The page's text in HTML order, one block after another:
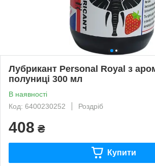
Лубрикант Personal Royal з
полуниці 300 мл
В наявності
Код: 6400230252
Роздріб
408 ₴
Купити